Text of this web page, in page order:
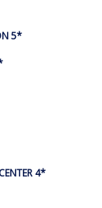
5*
4*